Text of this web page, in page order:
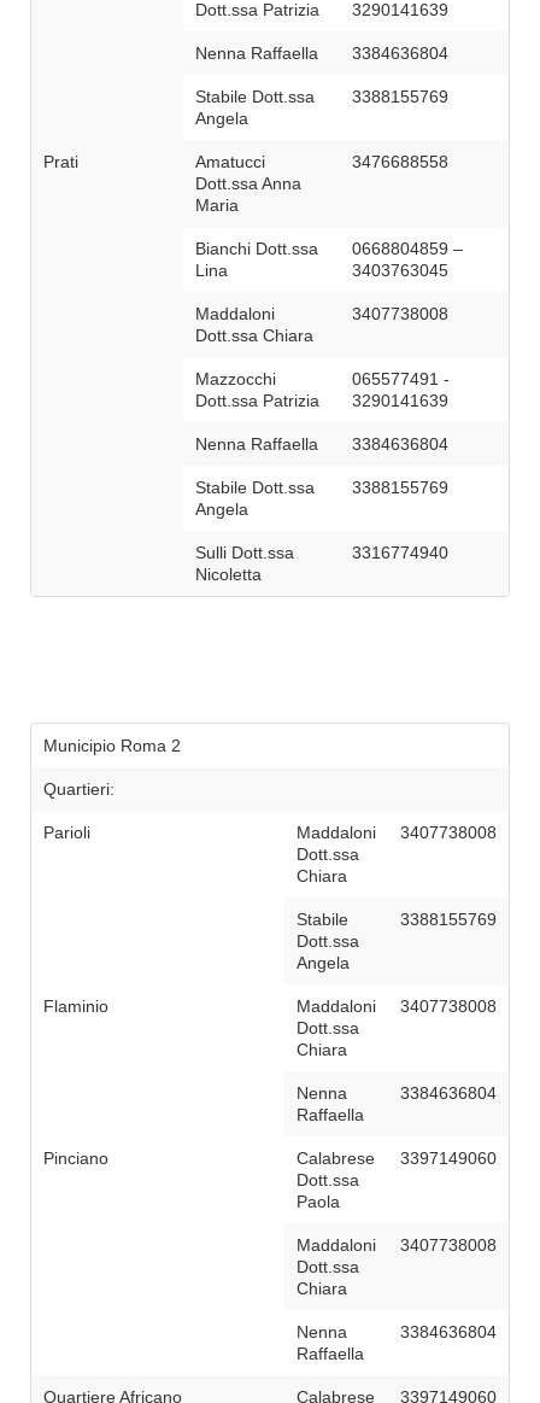
Dott.ssa Patrizia
3290141639
Nenna Raffaella 3384636804
Stabile Dott.ssa
Angela
3388155769
Prati
Amatucci
Dott.ssa Anna
Maria
3476688558
Bianchi Dott.ssa
Lina
0668804859 –
3403763045
Maddaloni
Dott.ssa Chiara
3407738008
Mazzocchi
Dott.ssa Patrizia
065577491 -
3290141639
Nenna Raffaella 3384636804
Stabile Dott.ssa
Angela
3388155769
Sulli Dott.ssa
Nicoletta
3316774940
Municipio Roma 2
Quartieri:
Parioli
Maddaloni
Dott.ssa
Chiara
3407738008
Stabile
Dott.ssa
Angela
3388155769
Flaminio
Maddaloni
Dott.ssa
Chiara
3407738008
Nenna
Raffaella
3384636804
Pinciano
Calabrese
Dott.ssa
Paola
3397149060
Maddaloni
Dott.ssa
Chiara
3407738008
Nenna
Raffaella
3384636804
Quartiere Africano Calabrese 3397149060